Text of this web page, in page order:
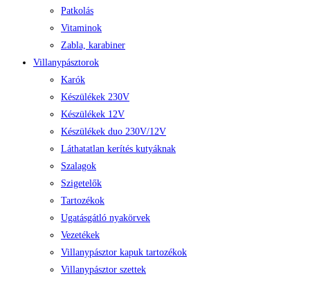
Patkolás
Vitaminok
Zabla, karabiner
Villanypásztorok
Karók
Készülékek 230V
Készülékek 12V
Készülékek duo 230V/12V
Láthatatlan kerítés kutyáknak
Szalagok
Szigetelők
Tartozékok
Ugatásgátló nyakörvek
Vezetékek
Villanypásztor kapuk tartozékok
Villanypásztor szettek